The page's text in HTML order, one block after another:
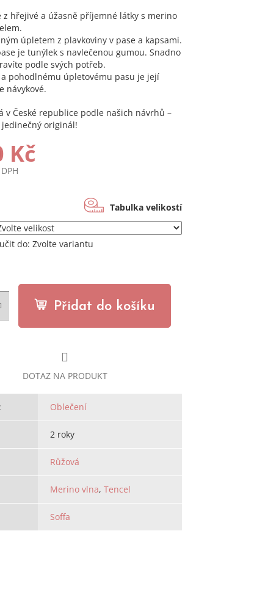
z hřejivé a úžasně příjemné látky s merino
úpletem z plavkoviny v pase a kapsami.
je tunýlek s navlečenou gumou. Snadno
podle svých potřeb.
a pohodlnému úpletovému pasu je její
návykové.
v České republice podle našich návrhů –
originál!
Kč
Tabulka velikostí
do: Zvolte variantu
Přidat do košíku
DOTAZ NA PRODUKT
: Oblečení
2 roky
Růžová
Merino vlna, Tencel
Soffa